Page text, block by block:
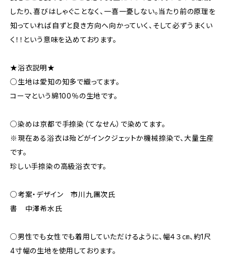
したり、喜びはしゃぐことなく、一喜一憂しない。当たり前の原理を
知っていれば自ずと良き方向へ向かっていく、そして必ずうまくい
く！！という意味を込めております。
★浴衣説明★
○生地は愛知の知多で織ってます。
コーマという綿100％の生地です。
○染めは京都で手捺染（てなせん）で染めてます。
※現在ある浴衣は殆どがインクジェットか機械捺染で、大量生産
です。
珍しい手捺染の高級浴衣です。
○考案・デザイン 市川九團次氏
書 中澤希水氏
○男性でも女性でも着用していただけるように、幅４３㎝、約1尺
4寸幅の生地を使用しております。